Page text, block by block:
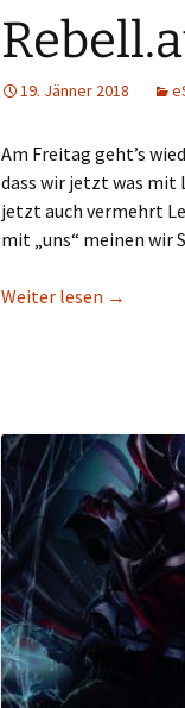
19. Jänner 2018
Am Freitag geht’s
dass wir jetzt was mit
jetzt auch vermehrt
mit „uns“ meinen wir
Weiter lesen EU LCS:
→